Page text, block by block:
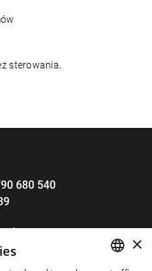
sterowania.
680 540
×